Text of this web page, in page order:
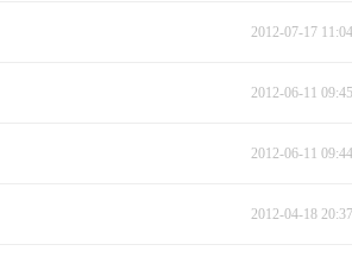
2012-07-17
2012-06-11
2012-06-11
2012-04-18